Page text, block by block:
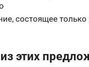
состоящее только
этих